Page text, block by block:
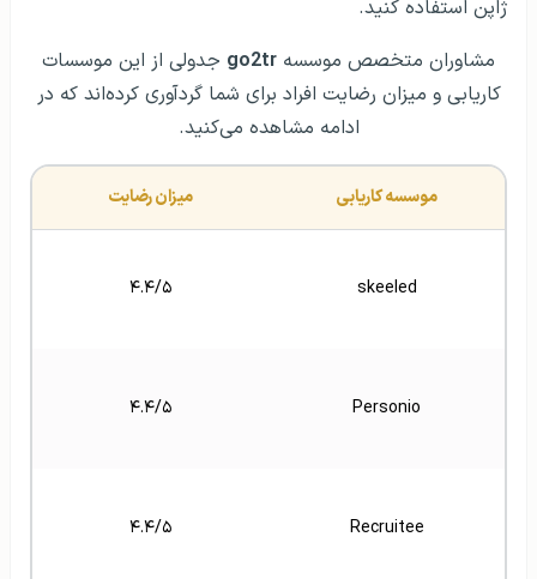
ژاپن استفاده کنید.
مشاوران متخصص موسسه go2tr جدولی از این موسسات
کاریابی و میزان رضایت افراد برای شما گردآوری کرده‌اند که در
ادامه مشاهده می‌کنید.
موسسه کاریابی میزان رضایت
skeeled ۴.۴/۵
Personio ۴.۴/۵
Recruitee ۴.۴/۵